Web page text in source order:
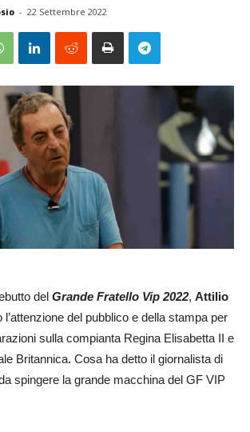
- 22 Settembre 2022
del Grande Fratello Vip 2022, Attilio
del pubblico e della stampa per
sulla compianta Regina Elisabetta II e
Britannica. Cosa ha detto il giornalista di
spingere la grande macchina del GF VIP